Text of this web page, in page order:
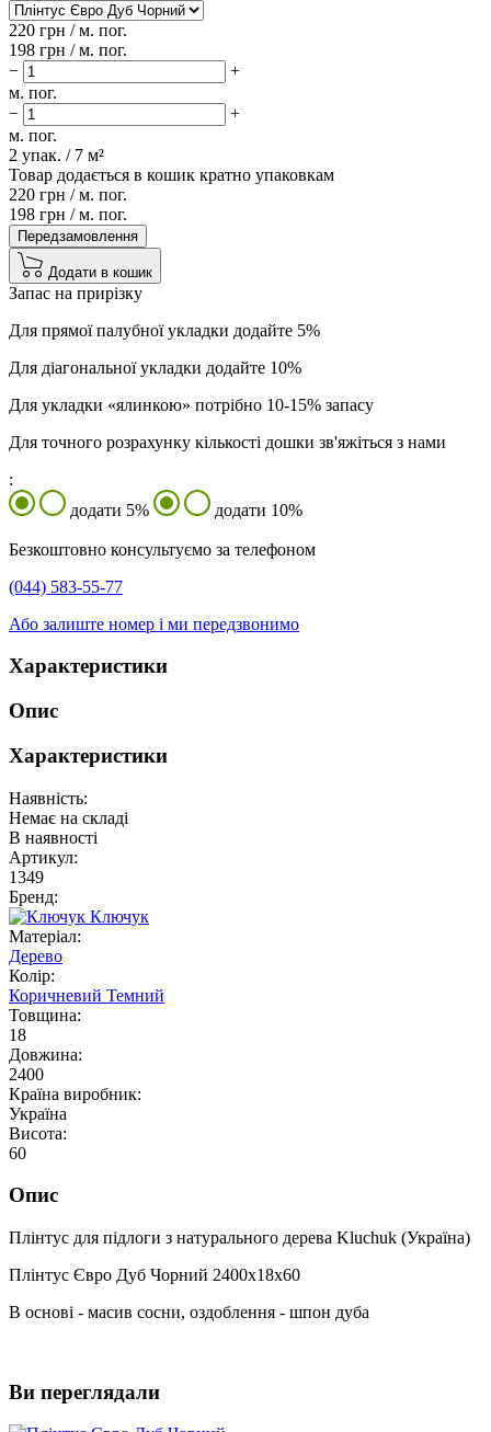
220 грн / м. пог.
198 грн / м. пог.
−
+
м. пог.
−
+
м. пог.
2 упак. / 7 м²
Товар додається в кошик кратно упаковкам
220 грн /м. пог.
198 грн /м. пог.
Передзамовлення
Додати в кошик
Запас на прирізку
Для прямої палубної укладки додайте 5%
Для діагональної укладки додайте 10%
Для укладки «ялинкою» потрібно 10-15% запасу
Для точного розрахунку кількості дошки зв'яжіться з нами
:
додати 5%
додати 10%
Безкоштовно консультуємо за телефоном
(044) 583-55-77
Або залиште номер і ми передзвонимо
Характеристики
Опис
Характеристики
Наявність:
Немає на складі
В наявності
Артикул:
1349
Бренд:
Ключук
Матеріал:
Дерево
Колір:
Коричневий Темний
Товщина:
18
Довжина:
2400
Країна виробник:
Україна
Висота:
60
Опис
Плінтус для підлоги з натурального дерева Kluchuk (Україна)
Плінтус Євро Дуб Чорний 2400х18х60
В основі - масив сосни, оздоблення - шпон дуба
Ви переглядали